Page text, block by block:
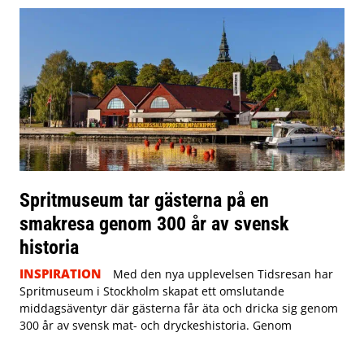
Spritmuseum tar gästerna på en
smakresa genom 300 år av svensk
historia
INSPIRATION
Med den nya upplevelsen Tidsresan har
Spritmuseum i Stockholm skapat ett omslutande
middagsäventyr där gästerna får äta och dricka sig genom
300 år av svensk mat- och dryckeshistoria. Genom